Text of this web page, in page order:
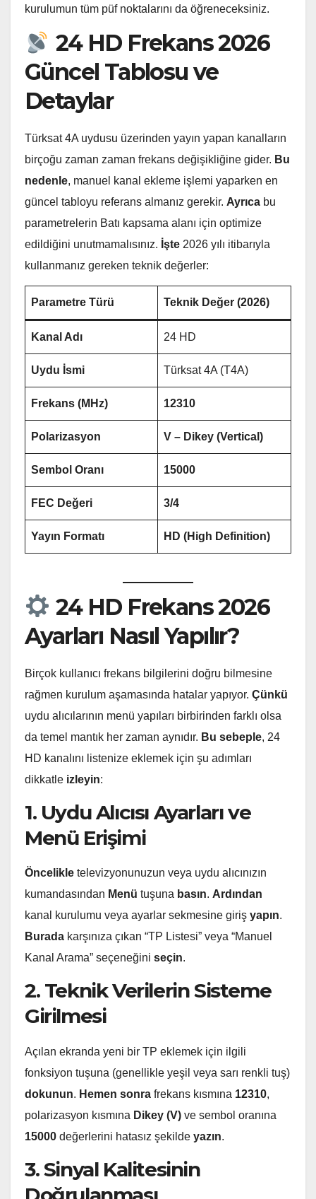
kurulumun tüm püf noktalarını da öğreneceksiniz.
24 HD Frekans 2026
Güncel Tablosu ve
Detaylar
Türksat 4A uydusu üzerinden yayın yapan kanalların
birçoğu zaman zaman frekans değişikliğine gider. Bu
nedenle, manuel kanal ekleme işlemi yaparken en
güncel tabloyu referans almanız gerekir. Ayrıca bu
parametrelerin Batı kapsama alanı için optimize
edildiğini unutmamalısınız. İşte 2026 yılı itibarıyla
kullanmanız gereken teknik değerler:
Parametre Türü Teknik Değer (2026)
Kanal Adı 24 HD
Uydu İsmi Türksat 4A (T4A)
Frekans (MHz) 12310
Polarizasyon V – Dikey (Vertical)
Sembol Oranı 15000
FEC Değeri 3/4
Yayın Formatı HD (High Definition)
24 HD Frekans 2026
Ayarları Nasıl Yapılır?
Birçok kullanıcı frekans bilgilerini doğru bilmesine
rağmen kurulum aşamasında hatalar yapıyor. Çünkü
uydu alıcılarının menü yapıları birbirinden farklı olsa
da temel mantık her zaman aynıdır. Bu sebeple, 24
HD kanalını listenize eklemek için şu adımları
dikkatle izleyin:
1. Uydu Alıcısı Ayarları ve
Menü Erişimi
Öncelikle televizyonunuzun veya uydu alıcınızın
kumandasından Menü tuşuna basın. Ardından
kanal kurulumu veya ayarlar sekmesine giriş yapın.
Burada karşınıza çıkan “TP Listesi” veya “Manuel
Kanal Arama” seçeneğini seçin.
2. Teknik Verilerin Sisteme
Girilmesi
Açılan ekranda yeni bir TP eklemek için ilgili
fonksiyon tuşuna (genellikle yeşil veya sarı renkli tuş)
dokunun. Hemen sonra frekans kısmına 12310,
polarizasyon kısmına Dikey (V) ve sembol oranına
15000 değerlerini hatasız şekilde yazın.
3. Sinyal Kalitesinin